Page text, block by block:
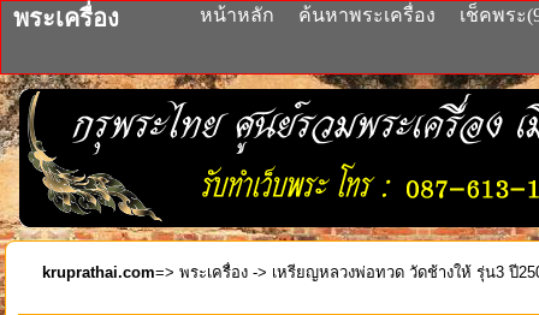
พระเครื่อง หน้าหลัก ค้นหาพระเครื่อง เช็คพระ
kruprathai.com=> พระเครื่อง -> เหรียญหลวงพ่อทวด วัดช้างให้ รุ่น3 ปี